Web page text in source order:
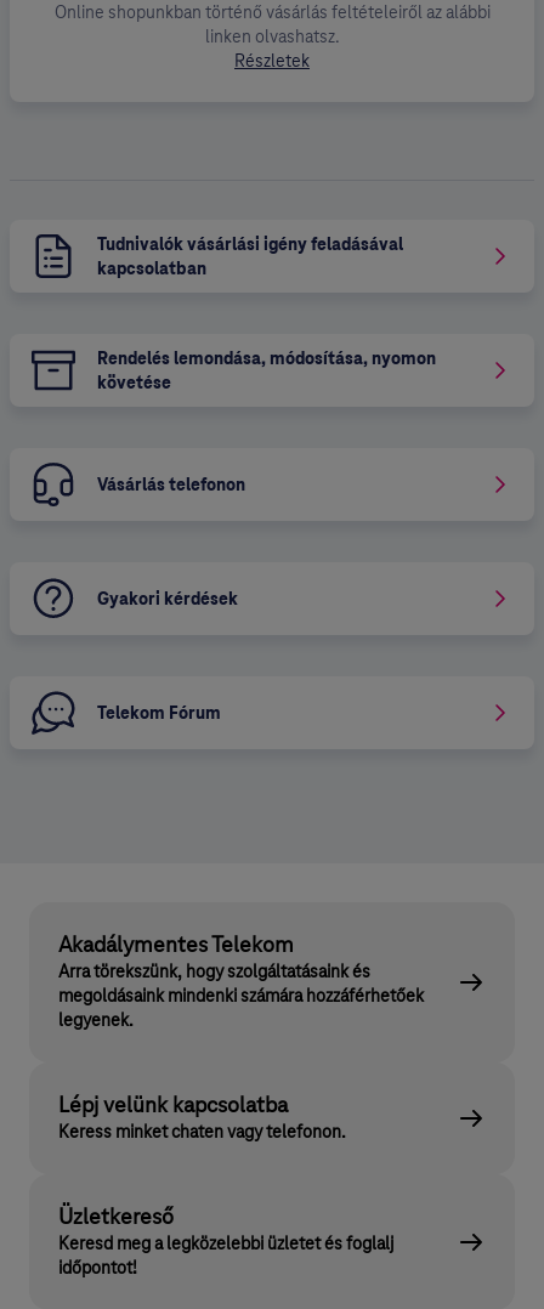
Online shopunkban történő vásárlás feltételeiről az alábbi
linken olvashatsz.
Részletek
Tudnivalók vásárlási igény feladásával
kapcsolatban
Rendelés lemondása, módosítása, nyomon
követése
Vásárlás telefonon
Gyakori kérdések
Telekom Fórum
Akadálymentes Telekom
Arra törekszünk, hogy szolgáltatásaink és
megoldásaink mindenki számára hozzáférhetőek
legyenek.
Lépj velünk kapcsolatba
Keress minket chaten vagy telefonon.
Üzletkereső
Keresd meg a legközelebbi üzletet és foglalj
időpontot!